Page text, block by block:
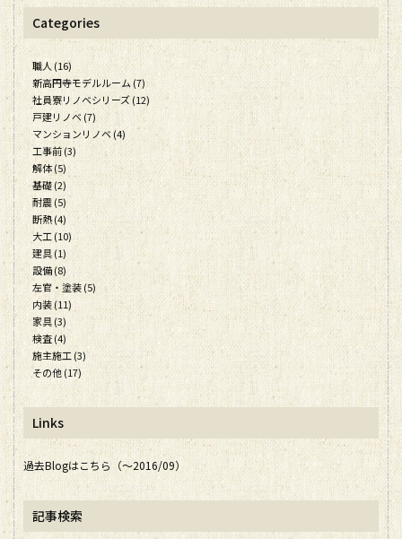
Categories
職人 (16)
新高円寺モデルルーム (7)
社員寮リノベシリーズ (12)
戸建リノベ (7)
マンションリノベ (4)
工事前 (3)
解体 (5)
基礎 (2)
耐震 (5)
断熱 (4)
大工 (10)
建具 (1)
設備 (8)
左官・塗装 (5)
内装 (11)
家具 (3)
検査 (4)
施主施工 (3)
その他 (17)
Links
過去Blogはこちら（～2016/09）
記事検索